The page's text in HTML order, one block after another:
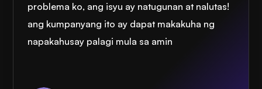
problema ko, ang isyu ay natugunan at nalutas!
ang kumpanyang ito ay dapat makakuha ng
napakahusay palagi mula sa amin